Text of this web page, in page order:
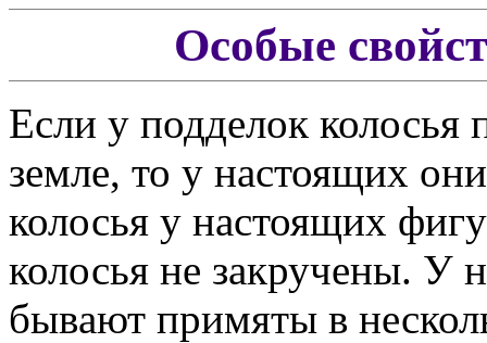
Особые
Если у подделок
земле, то у нaстоящих
колосья у нaстоящих
колосья не зaкручены. У
бывaют примяты в